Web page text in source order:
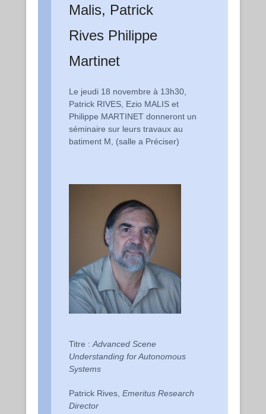
Malis, Patrick
Rives Philippe
Martinet
Le jeudi 18 novembre à 13h30,
Patrick RIVES, Ezio MALIS et
Philippe MARTINET donneront un
séminaire sur leurs travaux au
batiment M, (salle a Préciser)
Titre : Advanced Scene
Understanding for Autonomous
Systems
Patrick Rives, Emeritus Research
Director